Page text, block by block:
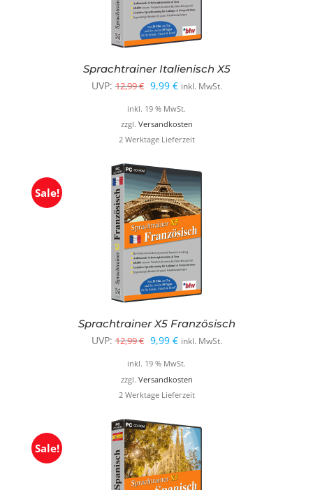
Sprachtrainer Italienisch X5
UVP: 12,99€ Ursprünglicher
Preis
war:
12,99 €
9,99 €Aktueller
Preis
ist:
9,99 €.
inkl. MwSt.
inkl. 19 % MwSt.
zzgl. Versandkosten
2 Werktage Lieferzeit
Sale!
Sprachtrainer X5 Französisch
UVP: 12,99€ Ursprünglicher
Preis
war:
12,99 €
9,99 €Aktueller
Preis
ist:
9,99 €.
inkl. MwSt.
inkl. 19 % MwSt.
zzgl. Versandkosten
2 Werktage Lieferzeit
Sale!